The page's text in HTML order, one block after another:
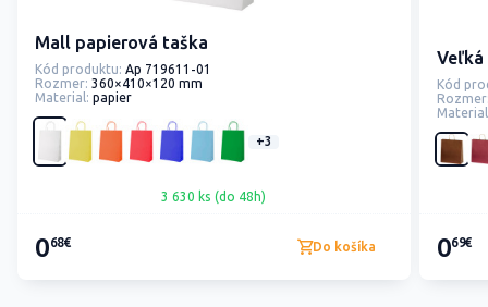
Mall papierová taška
Kód produktu: Ap 719611-01
Rozmer: 360×410×120 mm
Material: papier
+3
3 630 ks (do 48h)
068€ Do košíka
Veľká
Kód
069€